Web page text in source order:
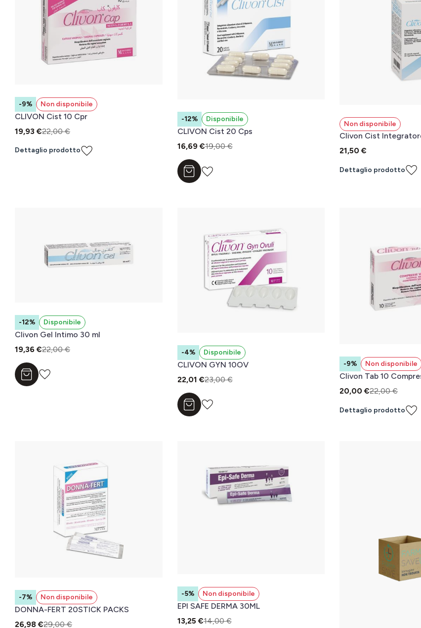
-9% Non disponibile
CLIVON Cist 10 Cpr
19,93 €22,00 €
Dettaglio prodotto
-12% Disponibile
CLIVON Cist 20 Cps
16,69 €19,00 €
Aggiungi al carrello
Non disponibile
Clivon Cist
21,50 €
Dettaglio prodotto
-12% Disponibile
Clivon Gel Intimo 30 ml
19,36 €22,00 €
Aggiungi al carrello
-4% Disponibile
CLIVON GYN 10OV
22,01 €23,00 €
Aggiungi al carrello
-9% Non disponibile
Clivon Tab 10
20,00 €22,00 €
Dettaglio prodotto
-7% Non disponibile
DONNA-FERT 20STICK PACKS
26,98 €29,00 €
-5% Non disponibile
EPI SAFE DERMA 30ML
13,25 €14,00 €